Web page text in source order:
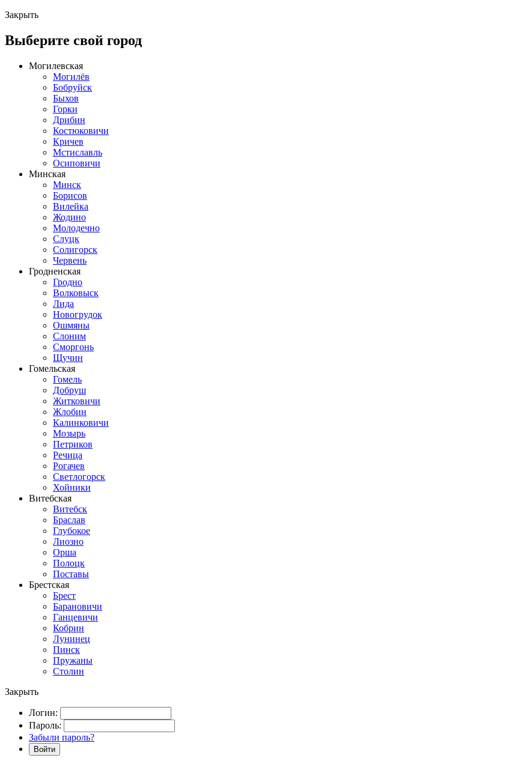
Закрыть
Выберите свой город
Могилевская
Могилёв
Бобруйск
Быхов
Горки
Дрибин
Костюковичи
Кричев
Мстиславль
Осиповичи
Минская
Минск
Борисов
Вилейка
Жодино
Молодечно
Слуцк
Солигорск
Червень
Гродненская
Гродно
Волковыск
Лида
Новогрудок
Ошмяны
Слоним
Сморгонь
Щучин
Гомельская
Гомель
Добруш
Житковичи
Жлобин
Калинковичи
Мозырь
Петриков
Речица
Рогачев
Светлогорск
Хойники
Витебская
Витебск
Браслав
Глубокое
Лиозно
Орша
Полоцк
Поставы
Брестская
Брест
Барановичи
Ганцевичи
Кобрин
Лунинец
Пинск
Пружаны
Столин
Закрыть
Логин:
Пароль:
Забыли пароль?
Войти